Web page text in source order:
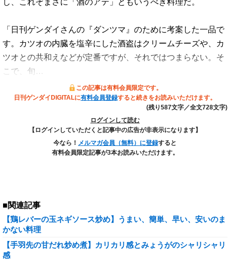
「日刊ゲンダイさんの『ダンツマ』のために考案した一品で
す。カツオの内臓を塩辛にした酒盗はクリームチーズや、カ
ツオとの共和えなどが定番ですが、それではつまらない。そ
こで、旬…
この記事は有料会員限定です。
日刊ゲンダイDIGITALに有料会員登録すると続きをお読みいただけます。
(残り587文字／全文728文字)
ログインして読む
【ログインしていただくと記事中の広告が非表示になります】
今なら！ メルマガ会員（無料）に登録すると
有料会員限定記事が3本お読みいただけます。
■関連記事
【鶏レバーの玉ネギソース炒め】うまい、簡単、早い、安いのま
かない料理
【手羽先の甘だれ炒め煮】カリカリ感とみょうがのシャリシャリ
感